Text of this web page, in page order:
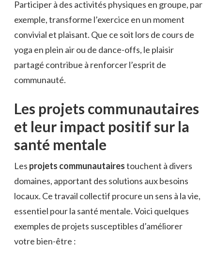
Participer à des activités physiques en groupe, par
exemple, transforme l’exercice en un moment
convivial et plaisant. Que ce soit lors de cours de
yoga en plein air ou de dance-offs, le plaisir
partagé contribue à renforcer l’esprit de
communauté.
Les projets communautaires
et leur impact positif sur la
santé mentale
Les projets communautairestouchent à divers
domaines, apportant des solutions aux besoins
locaux. Ce travail collectif procure un sens à la vie,
essentiel pour la santé mentale. Voici quelques
exemples de projets susceptibles d’améliorer
votre bien-être :